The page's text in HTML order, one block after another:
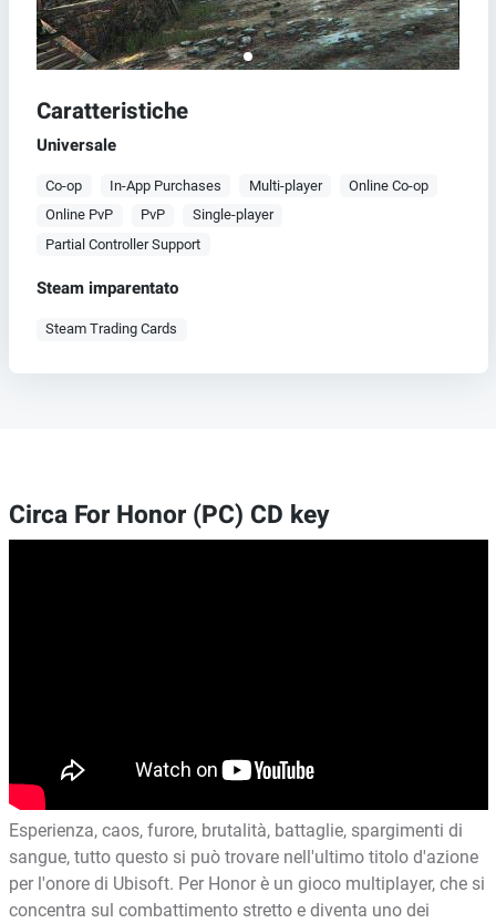
Caratteristiche
Universale
Co-op In-App Purchases Multi-player
Online Co-op
Online PvP
PvP
Single-player
Partial Controller Support
Steam imparentato
Steam Trading Cards
Circa For Honor (PC) CD key
Esperienza, caos, furore, brutalità, battaglie, spargimenti di
sangue, tutto questo si può trovare nell'ultimo titolo d'azione
per l'onore di Ubisoft. Per Honor è un gioco multiplayer, che si
concentra sul combattimento stretto e diventa uno dei